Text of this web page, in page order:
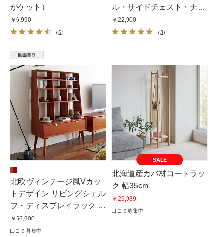
かケット）
￥6,990
（6）
ル・サイドチェスト・ナイ
トテーブル 幅40cm
￥22,900
（3）
北欧ヴィンテージ風Vカッ
トデザイン リビングシェル
フ・ディスプレイラック 幅
85cm高さ123cm
￥56,900
口コミ募集中
SALE
北海道産カバ材コートラッ
ク 幅35cm
￥29,939
口コミ募集中